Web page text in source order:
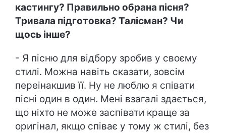
кастингу? Правильно обрана пісня?
Тривала підготовка? Талісман? Чи
щось інше?
- Я пісню для відбору зробив у своєму
стилі. Можна навіть сказати, зовсім
переінакшив її. Ну не люблю я співати
пісні один в один. Мені взагалі здається,
що ніхто не може заспівати краще за
оригінал, якщо співає у тому ж стилі, без